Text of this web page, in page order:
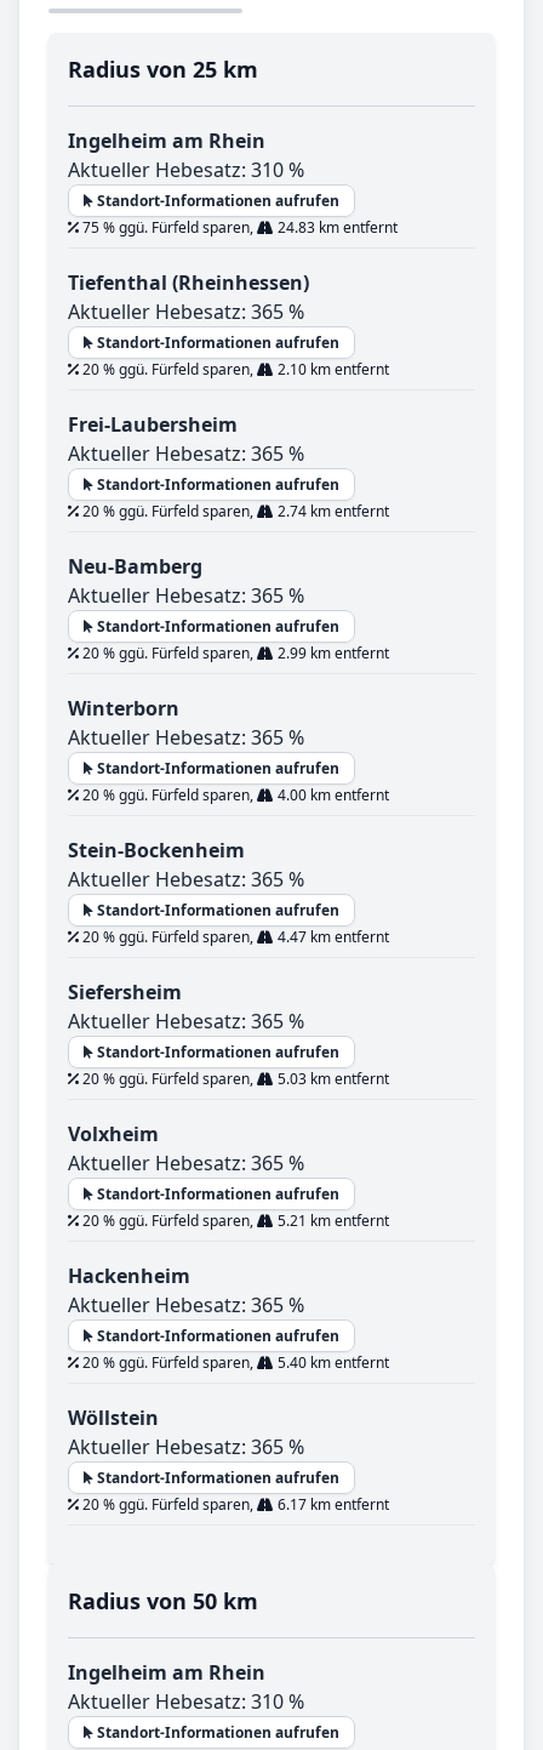
Radius von 25 km
Ingelheim am Rhein
Aktueller Hebesatz: 310 %
Standort-Informationen aufrufen
75 % ggü. Fürfeld sparen,
24.83 km entfernt
Tiefenthal (Rheinhessen)
Aktueller Hebesatz: 365 %
Standort-Informationen aufrufen
20 % ggü. Fürfeld sparen,
2.10 km entfernt
Frei-Laubersheim
Aktueller Hebesatz: 365 %
Standort-Informationen aufrufen
20 % ggü. Fürfeld sparen,
2.74 km entfernt
Neu-Bamberg
Aktueller Hebesatz: 365 %
Standort-Informationen aufrufen
20 % ggü. Fürfeld sparen,
2.99 km entfernt
Winterborn
Aktueller Hebesatz: 365 %
Standort-Informationen aufrufen
20 % ggü. Fürfeld sparen,
4.00 km entfernt
Stein-Bockenheim
Aktueller Hebesatz: 365 %
Standort-Informationen aufrufen
20 % ggü. Fürfeld sparen,
4.47 km entfernt
Siefersheim
Aktueller Hebesatz: 365 %
Standort-Informationen aufrufen
20 % ggü. Fürfeld sparen,
5.03 km entfernt
Volxheim
Aktueller Hebesatz: 365 %
Standort-Informationen aufrufen
20 % ggü. Fürfeld sparen,
5.21 km entfernt
Hackenheim
Aktueller Hebesatz: 365 %
Standort-Informationen aufrufen
20 % ggü. Fürfeld sparen,
5.40 km entfernt
Wöllstein
Aktueller Hebesatz: 365 %
Standort-Informationen aufrufen
20 % ggü. Fürfeld sparen,
6.17 km entfernt
Radius von 50 km
Ingelheim am Rhein
Aktueller Hebesatz: 310 %
Standort-Informationen aufrufen